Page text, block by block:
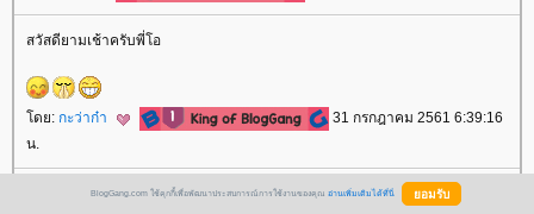
สวัสดียามเช้าครับพี่โอ
ดย: กะว่าก๋า
31 กรกฎาคม 2561 6:39:16
น.
ร้านข้าวแกง ไข่พะโล้ต้องสั่งทานครับ ราดน้ำปลาพริกซอย ทานหวานๆเผ็ดๆ
BlogGang.com ใช้คุกกี้เพื่อพัฒนาประสบการณ์การใช้งานของคุณ อ่านเพิ่มเติมได้ที่นี่